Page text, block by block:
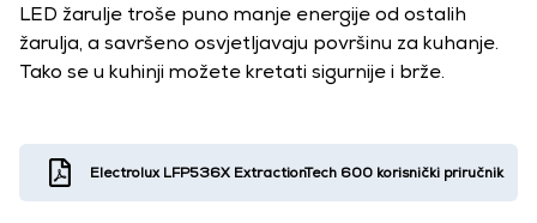
LED žarulje troše puno manje energije od ostalih
žarulja, a savršeno osvjetljavaju površinu za kuhanje.
Tako se u kuhinji možete kretati sigurnije i brže.
Electrolux LFP536X ExtractionTech 600 korisnički priručnik